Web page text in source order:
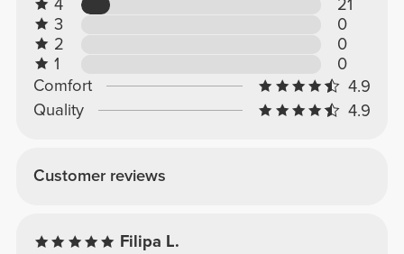
4
21
3
0
2
0
1
0
Comfort
4.9
Quality
4.9
Customer reviews
Filipa L.